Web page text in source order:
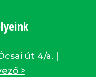
út 4/a. |
>